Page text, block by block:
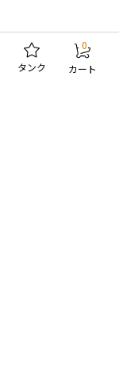
タンク
0
カート